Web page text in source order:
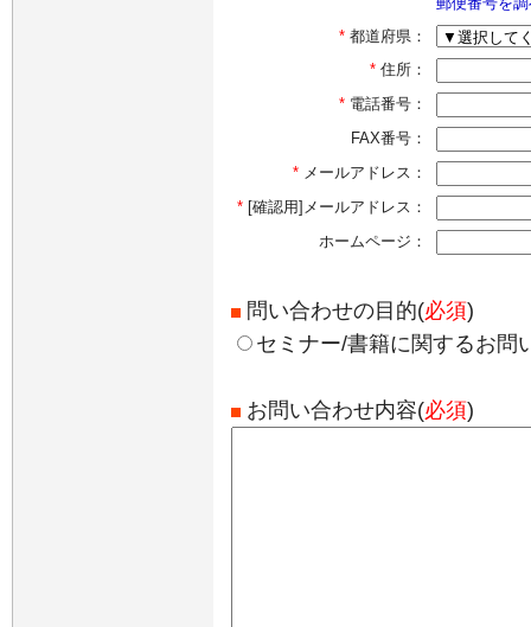
* 都道府県：
* 住所：
* 電話番号：
FAX番号：
* メールアドレス：
* [確認用]メールアドレス：
ホームページ：
問い合わせの目的(必須)
セミナー/書籍に関するお問
お問い合わせ内容(必須)